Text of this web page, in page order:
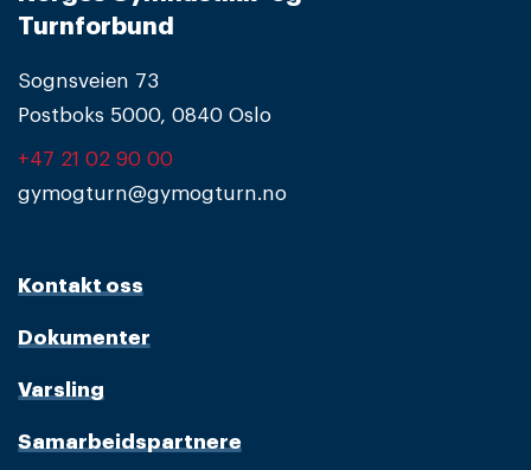
Turnforbund
Sognsveien 73
Postboks 5000, 0840 Oslo
+47 21 02 90 00
gymogturn@gymogturn.no
Kontakt oss
Dokumenter
Varsling
Samarbeidspartnere